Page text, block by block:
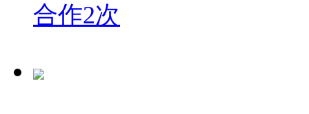
合作2次